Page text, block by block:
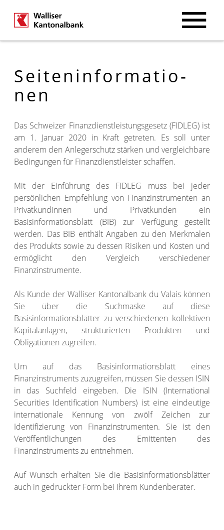
Seiteninformatio­
nen
Das Schweizer Finanzdienstleistungsgesetz (FIDLEG) ist
am 1. Januar 2020 in Kraft getreten. Es soll unter
anderem den Anlegerschutz stärken und vergleichbare
Bedingungen für Finanzdienstleister schaffen.
Mit der Einführung des FIDLEG muss bei jeder
persönlichen Empfehlung von Finanzinstrumenten an
Privatkundinnen und Privatkunden ein
Basisinformationsblatt (BIB) zur Verfügung gestellt
werden. Das BIB enthält Angaben zu den Merkmalen
des Produkts sowie zu dessen Risiken und Kosten und
ermöglicht den Vergleich verschiedener
Finanzinstrumente.
Als Kunde der Walliser Kantonalbank du Valais können
Sie über die Suchmaske auf diese
Basisinformationsblätter zu verschiedenen kollektiven
Kapitalanlagen, strukturierten Produkten und
Obligationen zugreifen.
Um auf das Basisinformationsblatt eines
Finanzinstruments zuzugreifen, müssen Sie dessen ISIN
in das Suchfeld eingeben. Die ISIN (International
Securities Identification Numbers) ist eine eindeutige
internationale Kennung von zwölf Zeichen zur
Identifizierung von Finanzinstrumenten. Sie ist den
Veröffentlichungen des Emittenten des
Finanzinstruments zu entnehmen.
Auf Wunsch erhalten Sie die Basisinformationsblätter
auch in gedruckter Form bei Ihrem Kundenberater.